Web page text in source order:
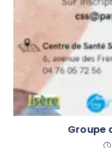
Groupe